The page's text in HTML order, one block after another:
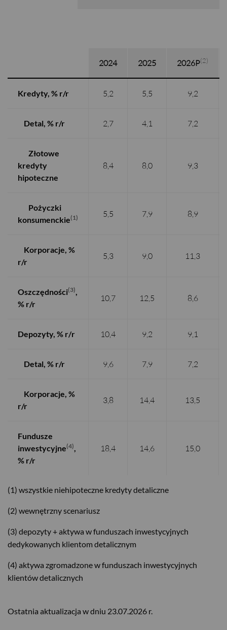
2024 2025 2026P(2)
Kredyty, % r/r 5,2 5,5 9,2
Detal, % r/r 2,7 4,1 7,2
Złotowe
kredyty
hipoteczne
8,4 8,0 9,3
Pożyczki
konsumenckie(1) 5,5 7,9 8,9
Korporacje, %
r/r
5,3 9,0 11,3
Oszczędności(3),
% r/r
10,7 12,5 8,6
Depozyty, % r/r 10,4 9,2 9,1
Detal, % r/r 9,6 7,9 7,2
Korporacje, %
r/r
3,8 14,4 13,5
Fundusze
inwestycyjne(4),
% r/r
18,4 14,6 15,0
(1) wszystkie niehipoteczne kredyty detaliczne
(2) wewnętrzny scenariusz
(3) depozyty + aktywa w funduszach inwestycyjnych
dedykowanych klientom detalicznym
(4) aktywa zgromadzone w funduszach inwestycyjnych
klientów detalicznych
Ostatnia aktualizacja w dniu 23.07.2026 r.
USD